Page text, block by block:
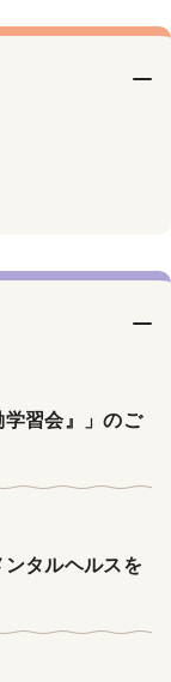
習会』」のご
タルヘルスを